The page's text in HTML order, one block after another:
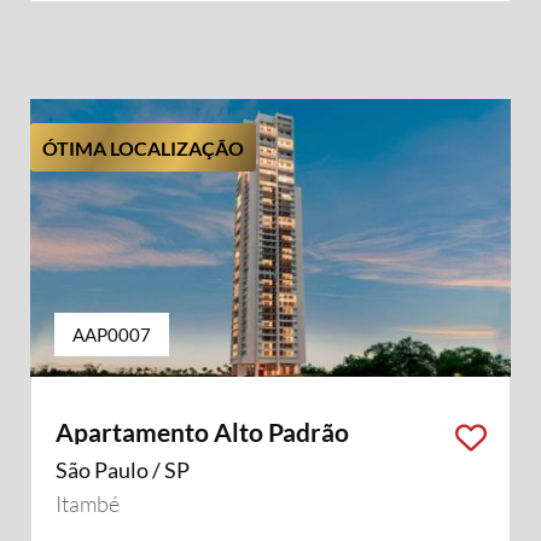
ÓTIMA LOCALIZAÇÃO
AAP0007
Apartamento Alto Padrão
São Paulo / SP
Itambé